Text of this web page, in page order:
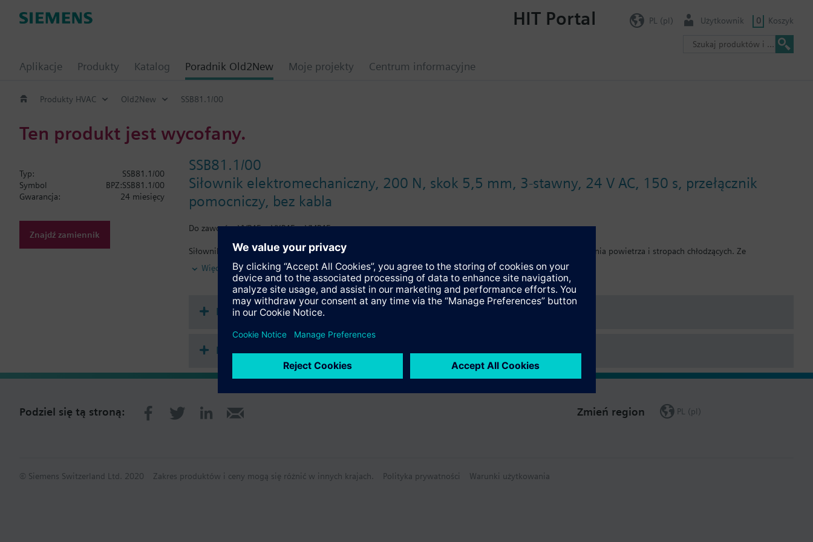
Aplikacje Produkty Katalog Poradnik Old2New Moje projekty Centrum informacyjne
HIT Portal PL (pl) Użytkownik 0 Koszyk
Produkty HVAC Old2New SSB81.1/00
Ten produkt jest wycofany.
SSB81.1/00
Siłownik elektromechaniczny, 200 N, skok 5,5 mm, 3-stawny, 24 V AC, 150 s, przełącznik
pomocniczy, bez kabla
Do zaworów VVP45.., VXP45.., VMP45..
Siłowniki elektromechaniczne do ciągłego lub 3-stawnego sterowania zaworami w urządzeniach przygotowania powietrza i stropach chłodzących. Ze
wskaźnikiem położenia, sterowaniem ręcznym i kablem przyłączeniowym o długości 1,5 m z wtyczką. Automatyczne dopasowanie skoku i wyłączanie w
pozycjach krańcowych.
Informacje dodatkowe
Mocowanie do zaworu: nakrętka łącząca G¾"
Więcej
Typ:
SSB81.1/00
Symbol
BPZ:SSB81.1/00
Gwarancja:
24 miesięcy
Znajdź zamiennik
Dokumenty
Podsumowanie techniczne
Podziel się tą stroną: Zmień region PL (pl)
© Siemens Switzerland Ltd. 2020 Zakres produktów i ceny mogą się różnić w innych krajach. Polityka prywatności Warunki użytkowania